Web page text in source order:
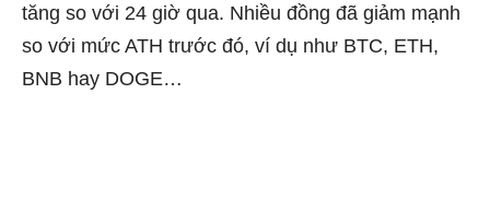
tăng so với 24 giờ qua. Nhiều đồng đã giảm mạnh
so với mức ATH trước đó, ví dụ như BTC, ETH,
BNB hay DOGE…